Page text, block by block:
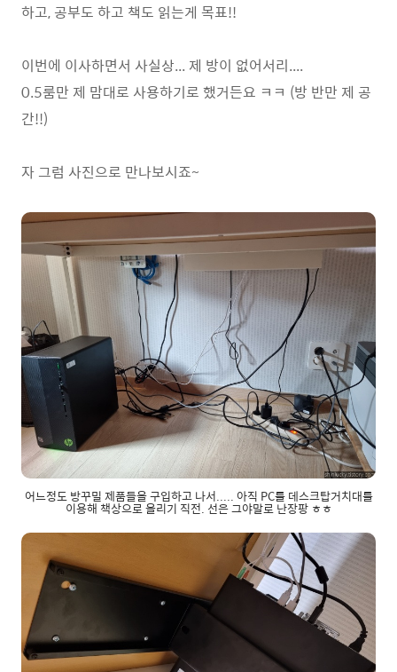
하고, 공부도 하고 책도 읽는게 목표!!
이번에 이사하면서 사실상... 제 방이 없어서리....
0.5룸만 제 맘대로 사용하기로 했거든요 ㅋㅋ (방 반만 제 공
간!!)
자 그럼 사진으로 만나보시죠~
어느정도 방꾸밀 제품들을 구입하고 나서..... 아직 PC를 데스크탑거치대를
이용해 책상으로 올리기 직전. 선은 그야말로 난장팡 ㅎㅎ